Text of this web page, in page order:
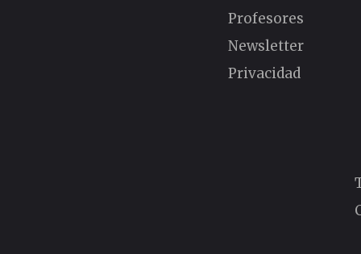
Profesores
Newsletter
Privacidad